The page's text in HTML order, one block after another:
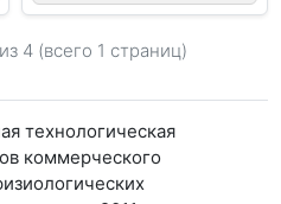
из 4 (всего 1 страниц)
технологическая
коммерческого